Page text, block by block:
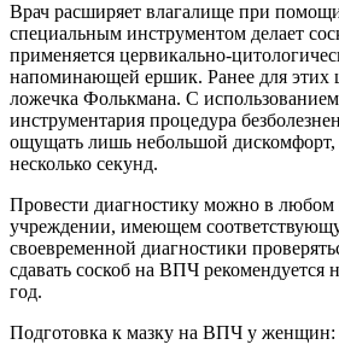
Врач расширяет влагалище при
специальным инструментом делает
применяется цервикально-
напоминающей ершик. Ранее для этих
ложечка Фолькмана. С
инструментария процедура
ощущать лишь небольшой дискомфорт,
несколько секунд.
Провести диагностику можно в
учреждении, имеющем
своевременной диагностики
сдавать соскоб на ВПЧ рекомендуется
год.
Подготовка к мазку на ВПЧ у женщин: